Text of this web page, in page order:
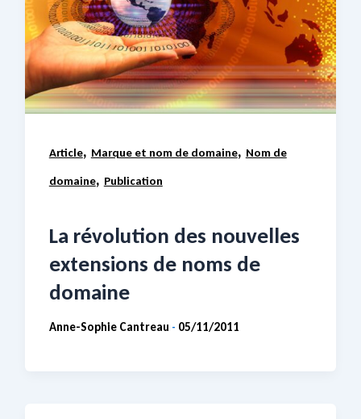
Article, Marque et nom de domaine, Nom de
domaine, Publication
La révolution des nouvelles
extensions de noms de
domaine
Anne-Sophie Cantreau - 05/11/2011